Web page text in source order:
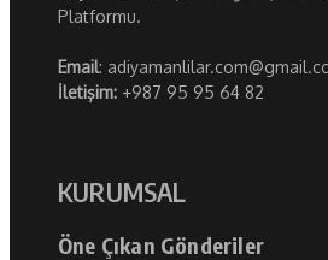
Platformu.
Email:
İletişim: +987 95 95 64 82
KURUMSAL
Öne Çıkan Gönderiler